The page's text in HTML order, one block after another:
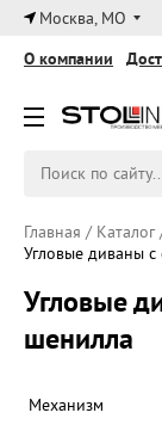
Москва, МО
О компании
Главная / Каталог
Угловые диваны
Угловые
шенилла
Механизм